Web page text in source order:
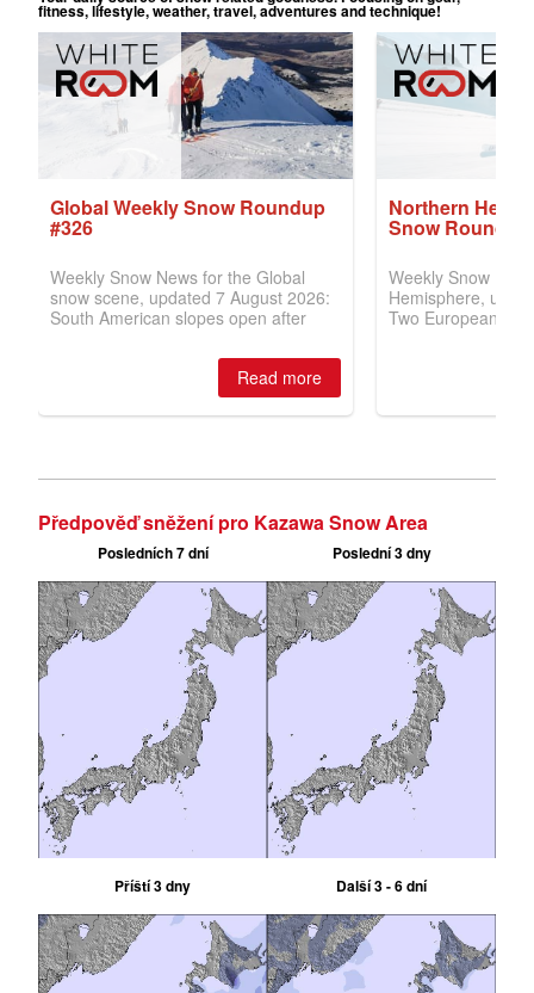
Předpověď sněžení pro Kazawa Snow Area
Posledních 7 dní Poslední 3 dny
Příští 3 dny Další 3 - 6 dní